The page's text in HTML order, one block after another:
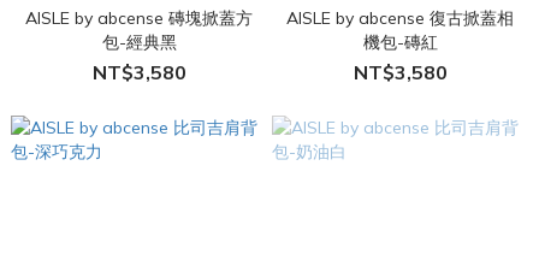
AISLE by abcense 磚塊掀蓋方
包-經典黑
NT$3,580
AISLE by abcense 復古掀蓋相
機包-磚紅
NT$3,580